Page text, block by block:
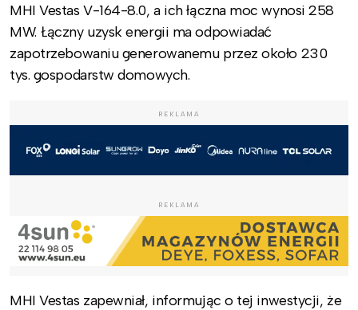
MHI Vestas V-164-8.0, a ich łączna moc wynosi 258
MW. Łączny uzysk energii ma odpowiadać
zapotrzebowaniu generowanemu przez około 230
tys. gospodarstw domowych.
REKLAMA
REKLAMA
MHI Vestas zapewniał, informując o tej inwestycji, że